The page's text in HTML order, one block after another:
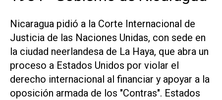
Nicaragua pidió a la Corte Internacional de
Justicia de las Naciones Unidas, con sede en
la ciudad neerlandesa de La Haya, que abra un
proceso a Estados Unidos por violar el
derecho internacional al financiar y apoyar a la
oposición armada de los "Contras". Estados